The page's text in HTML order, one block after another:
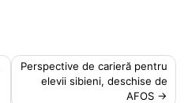
Perspective de carieră pentru
elevii sibieni, deschise de
AFOS